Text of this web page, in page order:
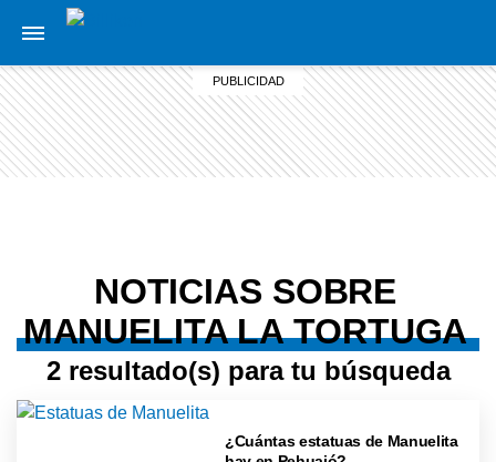
NOTICIAS SOBRE
MANUELITA LA TORTUGA
2 resultado(s) para tu búsqueda
¿Cuántas estatuas de Manuelita